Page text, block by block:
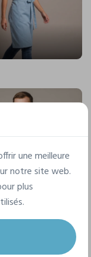
une meilleure
notre site web.
plus